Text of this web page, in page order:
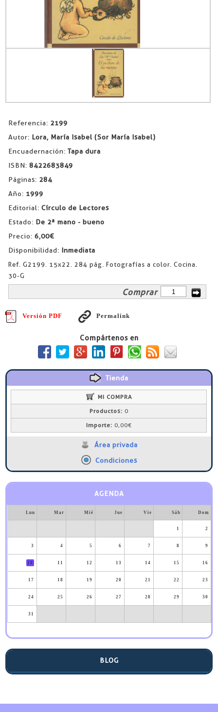
Referencia: 2199
Autor: Lora, María Isabel (Sor María Isabel)
Encuadernación: Tapa dura
ISBN: 8422683849
Páginas: 284
Año: 1999
Editorial: Círculo de Lectores
Estado: De 2ª mano - bueno
Precio: 6,00€
Disponibilidad: Inmediata
Ref. G2199. 15x22. 284 pág. Fotografías a color. Cocina.
30-G
Comprar
Versión PDF Permalink
Compártenos en
Tienda
MI COMPRA
Productos: 0
Importe: 0,00€
Área privada
Condiciones
AGENDA
Lun Mar Mié Jue Vie Sáb Dom
1 2
3 4 5 6 7 8 9
10 11 12 13 14 15 16
17 18 19 20 21 22 23
24 25 26 27 28 29 30
31
BLOG